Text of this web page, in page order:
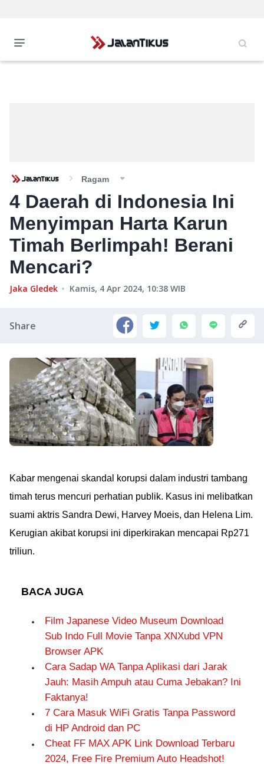
Ragam
4 Daerah di Indonesia Ini
Menyimpan Harta Karun
Timah Berlimpah! Berani
Mencari?
Jaka Gledek Kamis, 4 Apr 2024, 10:38 WIB
Share
Kabar mengenai skandal korupsi dalam industri tambang
timah terus mencuri perhatian publik. Kasus ini melibatkan
suami aktris Sandra Dewi, Harvey Moeis, dan Helena Lim.
Kerugian akibat korupsi ini diperkirakan mencapai Rp271
triliun.
BACA JUGA
Film Japanese Video Museum Download
Sub Indo Full Movie Tanpa XNXubd VPN
Browser APK
Cara Sadap WA Tanpa Aplikasi dari Jarak
Jauh: Masih Ampuh atau Cuma Jebakan? Ini
Faktanya!
7 Cara Masuk WiFi Gratis Tanpa Password
di HP Android dan PC
Cheat FF MAX APK Link Download Terbaru
2024, Free Fire Premium Auto Headshot!